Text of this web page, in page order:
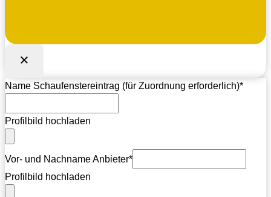
Name Schaufenstereintrag (für Zuordnung erforderlich)*
Profilbild hochladen
Vor- und Nachname Anbieter*
Profilbild hochladen